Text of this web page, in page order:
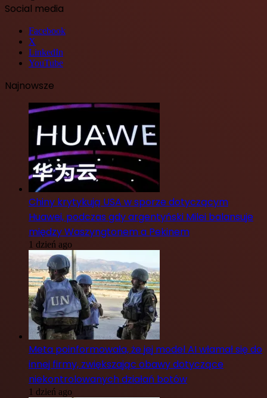
Social media
Facebook
X
LinkedIn
YouTube
Najnowsze
Chiny krytykują USA w sporze dotyczącym
Huawei, podczas gdy argentyński Milei balansuje
między Waszyngtonem a Pekinem
1 dzień ago
Meta poinformowała, że jej model AI włamał się do
innej firmy, zwiększając obawy dotyczące
niekontrolowanych działań botów
1 dzień ago